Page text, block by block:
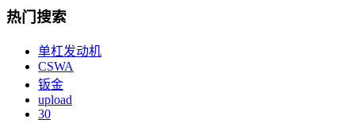
热门搜索
单杠发动机
CSWA
钣金
upload
30